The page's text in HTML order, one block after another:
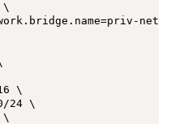
net \
\
24 \